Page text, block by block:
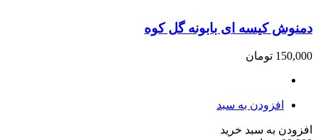
دمنوش کیسه ای بابونه گل کوه
150,000 تومان
افزودن به سبد
افزودن به سبد خرید